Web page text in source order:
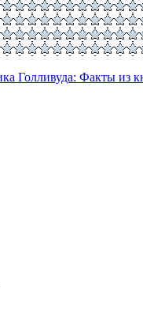
Голливуда: Факты из